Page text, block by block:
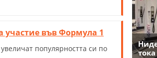
участие във Формула 1
популярността си по